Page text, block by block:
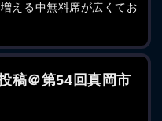
える中無料席が広くてお
稿＠第54回真岡市